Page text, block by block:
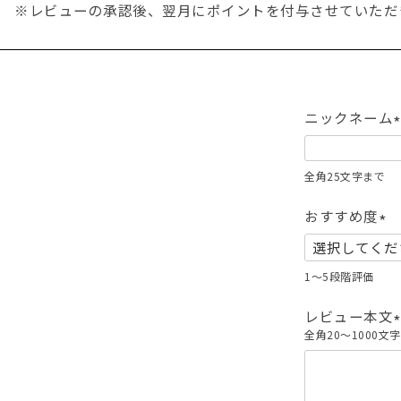
※レビューの承認後、翌月にポイントを付与させていただ
ニックネーム
全角25文字まで
おすすめ度
(
必
1～5段階評価
レビュー本文
(
全角20～1000文